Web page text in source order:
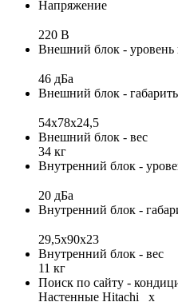
Напряжение
220 В
Внешний блок - уровень
46 дБа
Внешний блок -
54х78х24,5
Внешний блок - вес
34 кг
Внутренний блок -
20 дБа
Внутренний блок -
29,5x90x23
Внутренний блок - вес
11 кг
Поиск по сайту -
Настенные Hitachi _x